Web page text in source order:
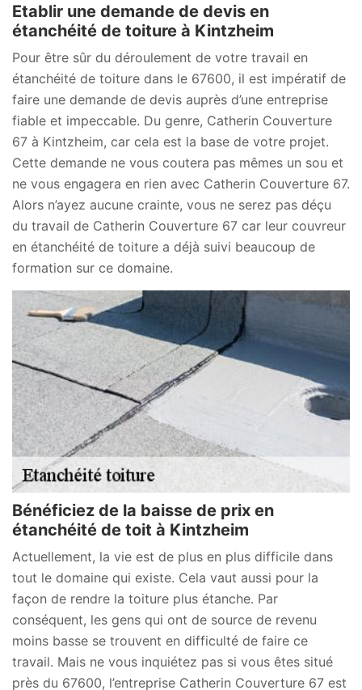
Etablir une demande de devis en
étanchéité de toiture à Kintzheim
Pour être sûr du déroulement de votre travail en
étanchéité de toiture dans le 67600, il est impératif de
faire une demande de devis auprès d’une entreprise
fiable et impeccable. Du genre, Catherin Couverture
67 à Kintzheim, car cela est la base de votre projet.
Cette demande ne vous coutera pas mêmes un sou et
ne vous engagera en rien avec Catherin Couverture 67.
Alors n’ayez aucune crainte, vous ne serez pas déçu
du travail de Catherin Couverture 67 car leur couvreur
en étanchéité de toiture a déjà suivi beaucoup de
formation sur ce domaine.
Bénéficiez de la baisse de prix en
étanchéité de toit à Kintzheim
Actuellement, la vie est de plus en plus difficile dans
tout le domaine qui existe. Cela vaut aussi pour la
façon de rendre la toiture plus étanche. Par
conséquent, les gens qui ont de source de revenu
moins basse se trouvent en difficulté de faire ce
travail. Mais ne vous inquiétez pas si vous êtes situé
près du 67600, l’entreprise Catherin Couverture 67 est